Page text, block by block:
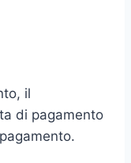
il
di pagamento